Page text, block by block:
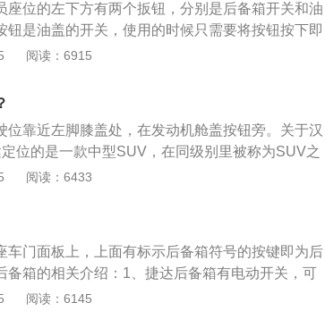
成一定的影响，对于油箱污垢的及时清理也就保证
座位的左下方有两个扳钮，分别是后备箱开关和油
钮是油盖的开关，使用的时候只需要将按钮按下即
油箱的相关资料：1、油箱种类：油箱指的是汽
是此外还起着散热、分离油液中的气泡、沉淀杂
同：不同型号的车辆其油箱的容积大小也不一
里程数比较长。4、油箱保养：平时车主要注意油
积水和垢物放出，然后检查油管接头与开关等地
检查盖口处的密封垫圏是否完好，防止在行驶的
阅读：6915
位靠近左脚膝盖处，在发动机舱盖按钮旁。关于汉
位的是一款中型SUV，在同级别里被称为SUV之
的耐用性、稳定性。在座位上的区别：一个是五
内部增加了全新的LED日间行车灯。此外该车还
，使整车看起来更霸气。车尾部分，新车采用了
起来更加时尚，另车顶全新的小尺寸扰流板看起来
款汉兰达内饰设计变化不大，不过全新的蓝色内
车在第二排还增加了吸顶式液晶屏。配置部分，
阅读：6433
车门面板上，上面有标示后备箱符号的按键即为后
备箱的相关介绍：1、捷达后备箱有电动开关，可
厢。在熄火状态下一按就开，而在刚启动车子
阅读：6145